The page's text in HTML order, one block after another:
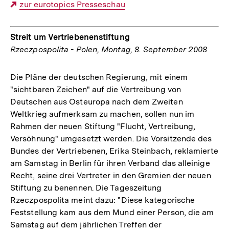
Externer
zur eurotopics Presseschau
Streit um Vertriebenenstiftung
Rzeczpospolita - Polen, Montag, 8. September 2008
Die Pläne der deutschen Regierung, mit einem
"sichtbaren Zeichen" auf die Vertreibung von
Deutschen aus Osteuropa nach dem Zweiten
Weltkrieg aufmerksam zu machen, sollen nun im
Rahmen der neuen Stiftung "Flucht, Vertreibung,
Versöhnung" umgesetzt werden. Die Vorsitzende des
Bundes der Vertriebenen, Erika Steinbach, reklamierte
am Samstag in Berlin für ihren Verband das alleinige
Recht, seine drei Vertreter in den Gremien der neuen
Stiftung zu benennen. Die Tageszeitung
Rzeczpospolita meint dazu: "Diese kategorische
Feststellung kam aus dem Mund einer Person, die am
Samstag auf dem jährlichen Treffen der